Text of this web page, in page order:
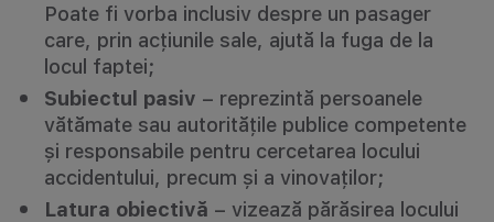
Poate fi vorba inclusiv despre un pasager
care, prin acțiunile sale, ajută la fuga de la
locul faptei;
Subiectul pasiv – reprezintă persoanele
vătămate sau autoritățile publice competente
și responsabile pentru cercetarea locului
accidentului, precum și a vinovaților;
Latura obiectivă – vizează părăsirea locului